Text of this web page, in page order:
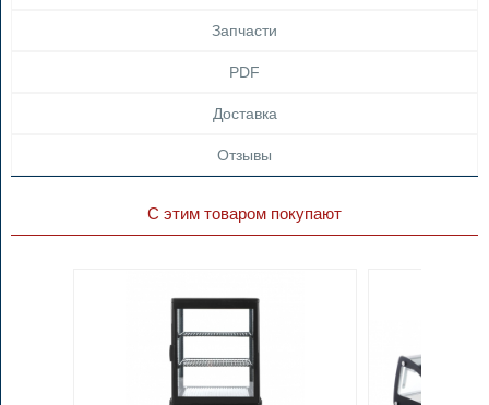
Запчасти
PDF
Доставка
Отзывы
С этим товаром покупают